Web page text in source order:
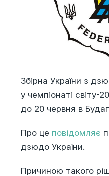
Збірна України з
у чемпіонаті світу-
до 20 червня в
Про це повідомляє
дзюдо України.
Причиною такого